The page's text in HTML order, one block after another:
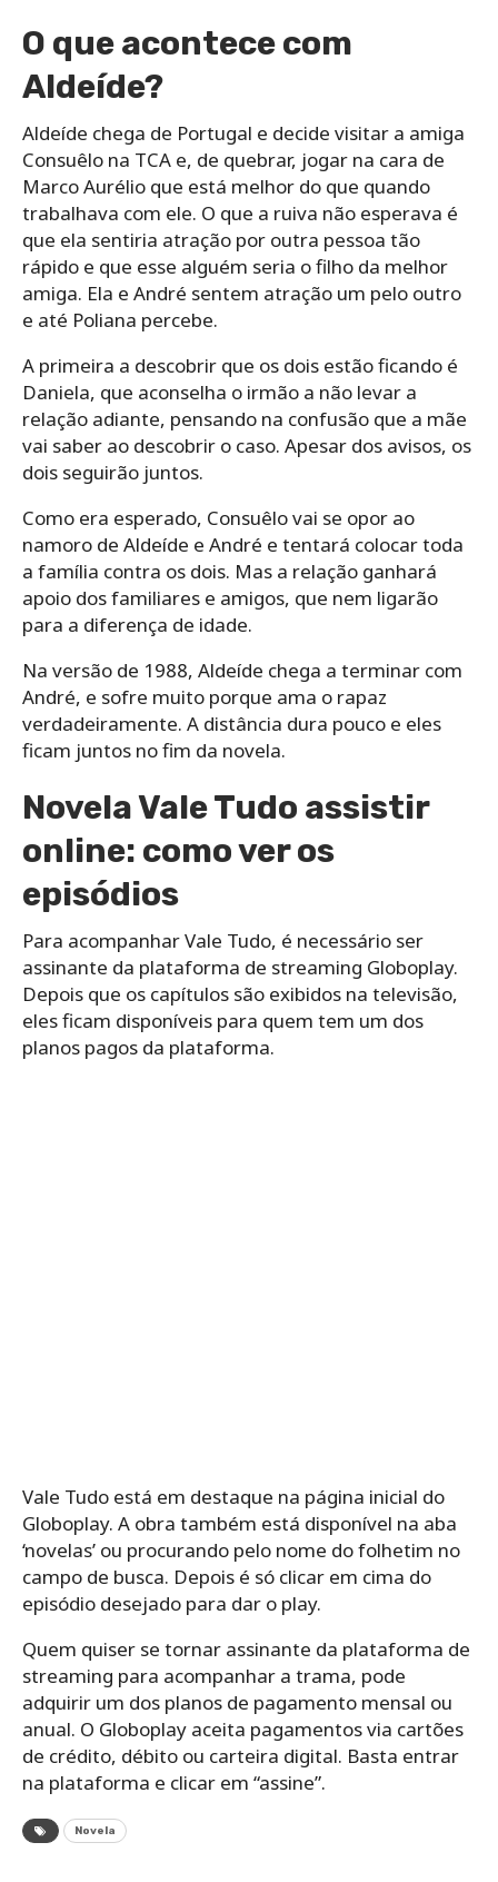
O que acontece com
Aldeíde?
Aldeíde chega de Portugal e decide visitar a amiga
Consuêlo na TCA e, de quebrar, jogar na cara de
Marco Aurélio que está melhor do que quando
trabalhava com ele. O que a ruiva não esperava é
que ela sentiria atração por outra pessoa tão
rápido e que esse alguém seria o filho da melhor
amiga. Ela e André sentem atração um pelo outro
e até Poliana percebe.
A primeira a descobrir que os dois estão ficando é
Daniela, que aconselha o irmão a não levar a
relação adiante, pensando na confusão que a mãe
vai saber ao descobrir o caso. Apesar dos avisos, os
dois seguirão juntos.
Como era esperado, Consuêlo vai se opor ao
namoro de Aldeíde e André e tentará colocar toda
a família contra os dois. Mas a relação ganhará
apoio dos familiares e amigos, que nem ligarão
para a diferença de idade.
Na versão de 1988, Aldeíde chega a terminar com
André, e sofre muito porque ama o rapaz
verdadeiramente. A distância dura pouco e eles
ficam juntos no fim da novela.
Novela Vale Tudo assistir
online: como ver os
episódios
Para acompanhar Vale Tudo, é necessário ser
assinante da plataforma de streaming Globoplay.
Depois que os capítulos são exibidos na televisão,
eles ficam disponíveis para quem tem um dos
planos pagos da plataforma.
Vale Tudo está em destaque na página inicial do
Globoplay. A obra também está disponível na aba
‘novelas’ ou procurando pelo nome do folhetim no
campo de busca. Depois é só clicar em cima do
episódio desejado para dar o play.
Quem quiser se tornar assinante da plataforma de
streaming para acompanhar a trama, pode
adquirir um dos planos de pagamento mensal ou
anual. O Globoplay aceita pagamentos via cartões
de crédito, débito ou carteira digital. Basta entrar
na plataforma e clicar em “assine”.
Novela